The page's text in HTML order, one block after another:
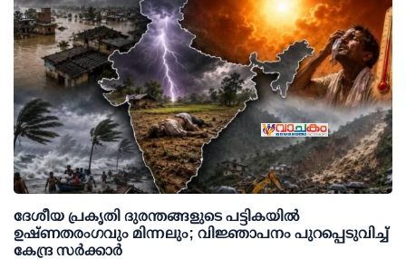
ദേശീയ പ്രകൃതി ദുരന്തങ്ങളുടെ പട്ടികയില്‍
ഉഷ്ണതരംഗവും മിന്നലും; വിജ്ഞാപനം പുറപ്പെടുവിച്ച്
കേന്ദ്ര സര്‍ക്കാര്‍